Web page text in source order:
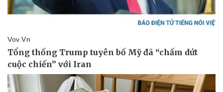
Pháp luật
Tư vấn luật
Quân sự - Quốc phòng
Vũ khí